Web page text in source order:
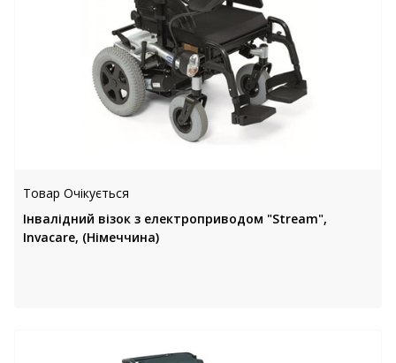
Товар Очікується
Інвалідний візок з електроприводом "Stream",
Invacare, (Німеччина)